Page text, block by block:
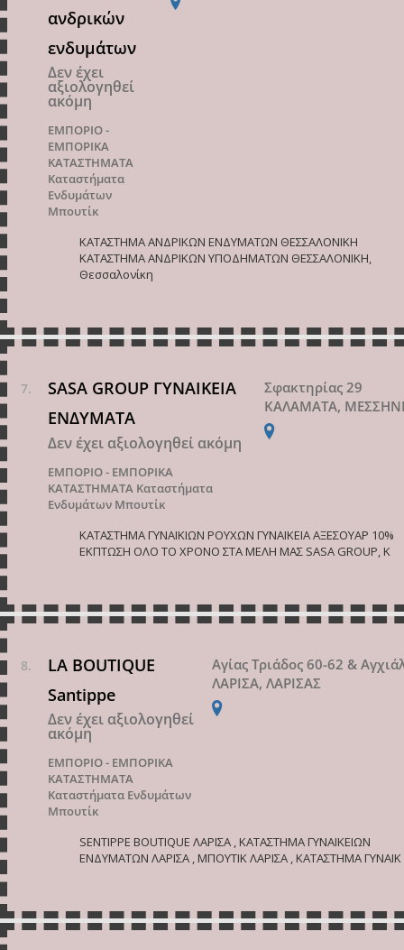
ανδρικών
ενδυμάτων
Δεν έχει
αξιολογηθεί
ακόμη
ΕΜΠΟΡΙΟ -
ΕΜΠΟΡΙΚΑ
ΚΑΤΑΣΤΗΜΑΤΑ
Καταστήματα
Ενδυμάτων
Μπουτίκ
ΚΑΤΑΣΤΗΜΑ ΑΝΔΡΙΚΩΝ ΕΝΔΥΜΑΤΩΝ ΘΕΣΣΑΛΟΝΙΚΗ
ΚΑΤΑΣΤΗΜΑ ΑΝΔΡΙΚΩΝ ΥΠΟΔΗΜΑΤΩΝ ΘΕΣΣΑΛΟΝΙΚΗ,
Θεσσαλονίκη
SASA GROUP ΓΥΝΑΙΚΕΙΑ
ΕΝΔΥΜΑΤΑ
Δεν έχει αξιολογηθεί ακόμη
ΕΜΠΟΡΙΟ - ΕΜΠΟΡΙΚΑ
ΚΑΤΑΣΤΗΜΑΤΑ Καταστήματα
Ενδυμάτων Μπουτίκ
Σφακτηρίας 29
ΚΑΛΑΜΑΤΑ,
ΚΑΤΑΣΤΗΜΑ ΓΥΝΑΙΚΙΩΝ ΡΟΥΧΩΝ ΓΥΝΑΙΚΕΙΑ ΑΞΕΣΟΥΑΡ 10%
ΕΚΠΤΩΣΗ ΟΛΟ ΤΟ ΧΡΟΝΟ ΣΤΑ ΜΕΛΗ ΜΑΣ SASA GROUP, Κ
LA BOUTIQUE
Santippe
Δεν έχει αξιολογηθεί
ακόμη
ΕΜΠΟΡΙΟ - ΕΜΠΟΡΙΚΑ
ΚΑΤΑΣΤΗΜΑΤΑ
Καταστήματα Ενδυμάτων
Μπουτίκ
Αγίας Τριάδος 60-62 &
ΛΑΡΙΣΑ, ΛΑΡΙΣΑΣ
SENTIPPE BOUTIQUE ΛΑΡΙΣΑ , ΚΑΤΑΣΤΗΜΑ ΓΥΝΑΙΚΕΙΩΝ
ΕΝΔΥΜΑΤΩΝ ΛΑΡΙΣΑ , MΠΟΥΤΙΚ ΛΑΡΙΣΑ , ΚΑΤΑΣΤΗΜΑ ΓΥΝΑΙΚ